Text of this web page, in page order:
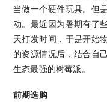
当做一个硬件玩具。但
动。最近因为暑期有了
天打发时间，于是开始
的资源情况后，结合自
生态最强的树莓派。
前期选购